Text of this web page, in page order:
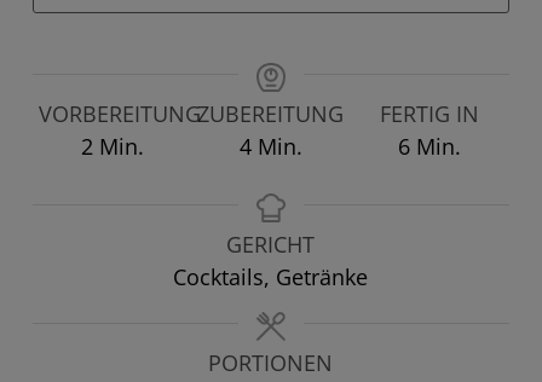
VORBEREITUNG
2Minuten
Min.
ZUBEREITUNG
4Minuten
Min.
FERTIG IN
6Minuten
Min.
GERICHT
Cocktails, Getränke
PORTIONEN